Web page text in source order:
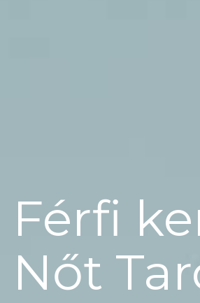
Férfi
Nőt